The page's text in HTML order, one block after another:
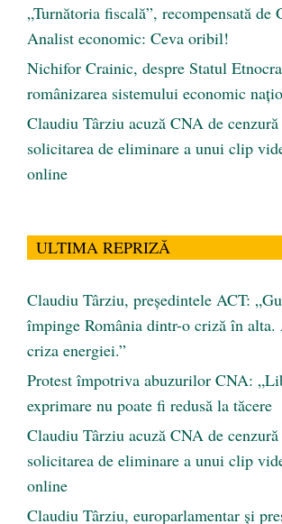
„Turnătoria fiscală”, recompensată de
Analist economic: Ceva oribil!
Nichifor Crainic, despre Statul
românizarea sistemului economic
Claudiu Târziu acuză CNA de cenzură
solicitarea de eliminare a unui clip
online
ULTIMA REPRIZĂ
Claudiu Târziu, președintele ACT:
împinge România dintr-o criză în
criza energiei.”
Protest împotriva abuzurilor CNA:
exprimare nu poate fi redusă la tăcere
Claudiu Târziu acuză CNA de cenzură
solicitarea de eliminare a unui clip
online
Claudiu Târziu, europarlamentar și